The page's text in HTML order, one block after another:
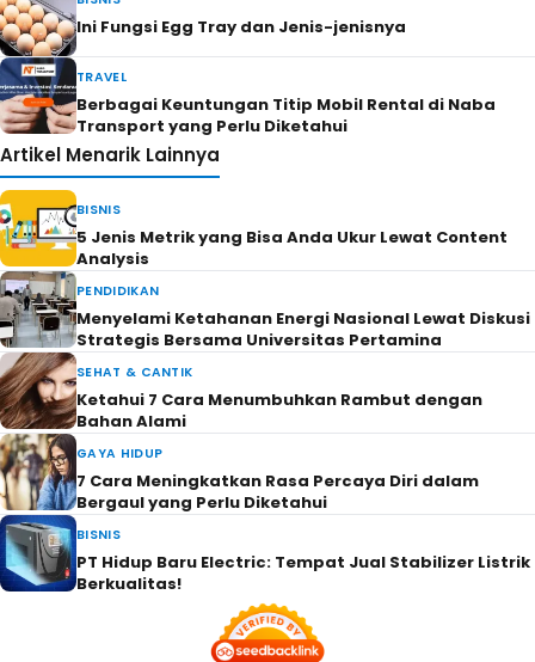
Ini Fungsi Egg Tray dan Jenis-jenisnya
TRAVEL
Berbagai Keuntungan Titip Mobil Rental di Naba
Transport yang Perlu Diketahui
Artikel Menarik Lainnya
BISNIS
5 Jenis Metrik yang Bisa Anda Ukur Lewat Content
Analysis
PENDIDIKAN
Menyelami Ketahanan Energi Nasional Lewat Diskusi
Strategis Bersama Universitas Pertamina
SEHAT & CANTIK
Ketahui 7 Cara Menumbuhkan Rambut dengan
Bahan Alami
GAYA HIDUP
7 Cara Meningkatkan Rasa Percaya Diri dalam
Bergaul yang Perlu Diketahui
BISNIS
PT Hidup Baru Electric: Tempat Jual Stabilizer Listrik
Berkualitas!